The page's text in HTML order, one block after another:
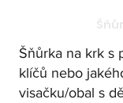
Šňůrka na krk s
klíčů nebo
visačku/obal s